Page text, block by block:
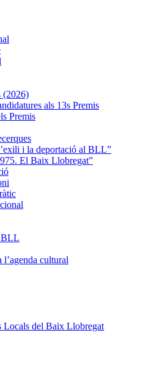
(2026)
als 13s Premis
Premis
i la deportació al BLL”
El Baix Llobregat”
cultural
Locals del Baix Llobregat